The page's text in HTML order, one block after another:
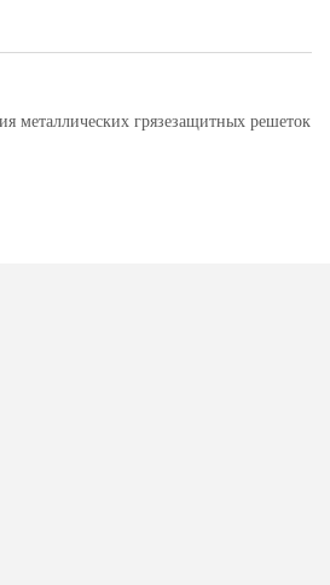
металлических грязезащитных решеток